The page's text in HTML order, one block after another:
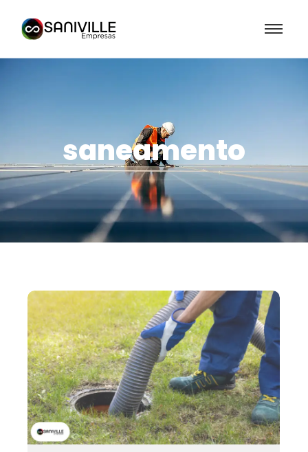
saneamento